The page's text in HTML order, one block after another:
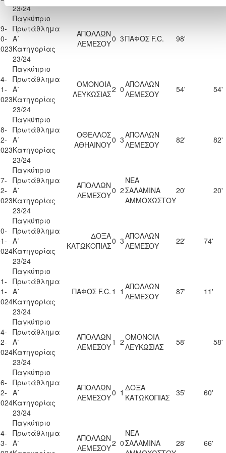
23/24
Παγκύπριο
Πρωτάθλημα
Α΄
Κατηγορίας
23/24
ΑΠΟΛΛΩΝ
ΛΕΜΕΣΟΥ0 3ΠΑΦΟΣ F.C. 98'
Παγκύπριο
Πρωτάθλημα
Α΄
Κατηγορίας
23/24
ΟΜΟΝΟΙΑ
ΛΕΥΚΩΣΙΑΣ2 0ΑΠΟΛΛΩΝ
ΛΕΜΕΣΟΥ
54' 54'
Παγκύπριο
Πρωτάθλημα
Α΄
Κατηγορίας
23/24
ΟΘΕΛΛΟΣ
ΑΘΗΑΙΝΟΥ0 3ΑΠΟΛΛΩΝ
ΛΕΜΕΣΟΥ
82' 82'
Παγκύπριο
Πρωτάθλημα
Α΄
Κατηγορίας
23/24
ΑΠΟΛΛΩΝ
ΛΕΜΕΣΟΥ0 2
ΝΕΑ
ΣΑΛΑΜΙΝΑ
ΑΜΜΟΧΩΣΤΟΥ
20' 20'
Παγκύπριο
Πρωτάθλημα
Α΄
Κατηγορίας
23/24
ΔΟΞΑ
ΚΑΤΩΚΟΠΙΑΣ0 3ΑΠΟΛΛΩΝ
ΛΕΜΕΣΟΥ
22' 74'
Παγκύπριο
Πρωτάθλημα
Α΄
Κατηγορίας
23/24
ΠΑΦΟΣ F.C. 1 1 ΑΠΟΛΛΩΝ
ΛΕΜΕΣΟΥ
87' 11'
Παγκύπριο
Πρωτάθλημα
Α΄
Κατηγορίας
23/24
ΑΠΟΛΛΩΝ
ΛΕΜΕΣΟΥ1 2ΟΜΟΝΟΙΑ
ΛΕΥΚΩΣΙΑΣ
58' 58'
Παγκύπριο
Πρωτάθλημα
Α΄
Κατηγορίας
23/24
ΑΠΟΛΛΩΝ
ΛΕΜΕΣΟΥ0 1 ΔΟΞΑ
ΚΑΤΩΚΟΠΙΑΣ
35' 60'
Παγκύπριο
Πρωτάθλημα
Α΄
ΑΠΟΛΛΩΝ
ΛΕΜΕΣΟΥ2 0
ΝΕΑ
ΣΑΛΑΜΙΝΑ
28' 66'